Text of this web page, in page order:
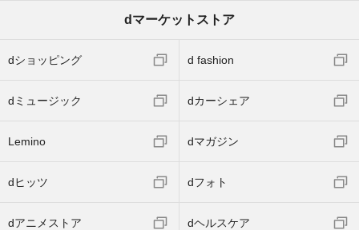
dマーケットストア
dショッピング d fashion
dミュージック dカーシェア
Lemino dマガジン
dヒッツ dフォト
dアニメストア dヘルスケア